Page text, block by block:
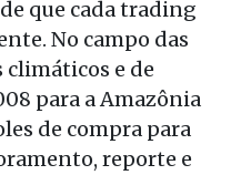
que cada trading
No campo das
e de
para a Amazônia
de compra para
reporte e